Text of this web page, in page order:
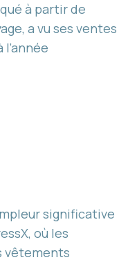
à partir de
a vu ses ventes
significative
où les
vêtements